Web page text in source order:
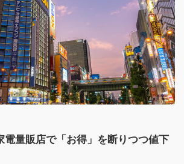
電量販店で「お得」を断りつつ値下